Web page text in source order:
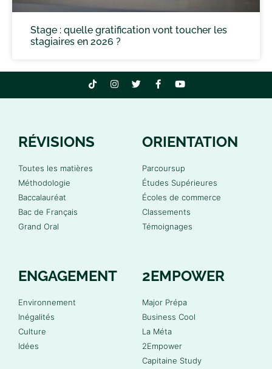
Stage : quelle gratification vont toucher les
stagiaires en 2026 ?
RÉVISIONS
Toutes les matières
Méthodologie
Baccalauréat
Bac de Français
Grand Oral
ORIENTATION
Parcoursup
Études Supérieures
Écoles de commerce
Classements
Témoignages
ENGAGEMENT
Environnement
Inégalités
Culture
Idées
2EMPOWER
Major Prépa
Business Cool
La Méta
2Empower
Capitaine Study